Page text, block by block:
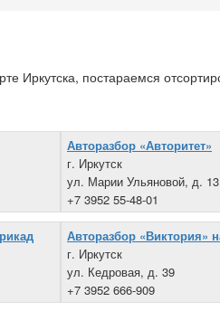
Иркутска, постараемся
Авторазбор «Авторитет»
г. Иркутск
ул. Марии Ульяновой, д.
+7 3952 55-48-01
Авторазбор «Виктория»
г. Иркутск
ул. Кедровая, д. 39
+7 3952 666-909